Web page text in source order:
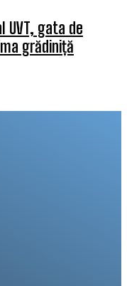
UVT, gata de
grădiniță